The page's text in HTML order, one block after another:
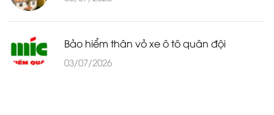
Bảo hiểm thân vỏ xe ô tô quân đội
03/07/2026